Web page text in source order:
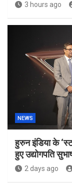
3 hours ago
NEWS
हुरुन इंडिया के
हुए उद्योगपति
2 days ago